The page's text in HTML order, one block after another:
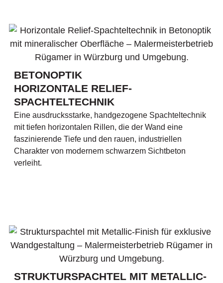
BETONOPTIK
HORIZONTALE RELIEF-
SPACHTELTECHNIK
Eine ausdrucksstarke, handgezogene Spachteltechnik
mit tiefen horizontalen Rillen, die der Wand eine
faszinierende Tiefe und den rauen, industriellen
Charakter von modernem schwarzem Sichtbeton
verleiht.
STRUKTURSPACHTEL MIT METALLIC-